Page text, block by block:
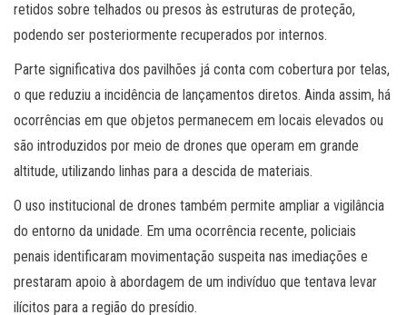
retidos sobre telhados ou presos às estruturas de proteção,
podendo ser posteriormente recuperados por internos.
Parte significativa dos pavilhões já conta com cobertura por telas,
o que reduziu a incidência de lançamentos diretos. Ainda assim, há
ocorrências em que objetos permanecem em locais elevados ou
são introduzidos por meio de drones que operam em grande
altitude, utilizando linhas para a descida de materiais.
O uso institucional de drones também permite ampliar a vigilância
do entorno da unidade. Em uma ocorrência recente, policiais
penais identificaram movimentação suspeita nas imediações e
prestaram apoio à abordagem de um indivíduo que tentava levar
ilícitos para a região do presídio.